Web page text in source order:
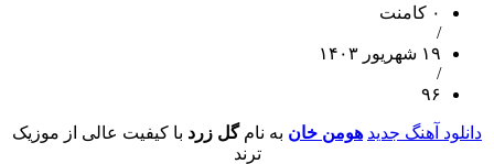
۰ کامنت
/
۱۹ شهریور ۱۴۰۳
/
۹۶
دانلود آهنگ جدید هومن خان به نامگل زرد با کیفیت عالی از موزیک
ترند